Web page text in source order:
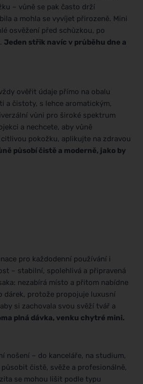
– vůně se pak často drží
a mohla se vyvíjet přirozeně. Mini
osvěžení před schůzkou, po
Jeden střik navíc v průběhu dne a
ověřit údaje přímo na obalu
a čistoty, s lehce aromatickým,
vůni pro široké spektrum
a nechcete, aby vůně
pokožku, aplikujte na zdravou
působí čistě a moderně, jako by
pro každodenní používání i
– stabilní, spolehlivá a připravená
nezabírá místo a přitom nabídne
dárek, protože propojuje luxusní
si zachovala svou svěží tvář a
plná dávka, venku chytré mini.
nošení – do kanceláře, na studium,
čistě, svěže a profesionálně,
se mohou lišit podle typu